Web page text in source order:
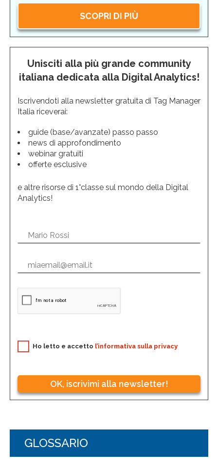
SCOPRI DI PIÙ
Unisciti alla più grande community
italiana dedicata alla Digital Analytics!
Iscrivendoti alla newsletter gratuita di Tag Manager
Italia riceverai:
guide (base/avanzate) passo passo
news di approfondimento
webinar gratuiti
offerte esclusive
e altre risorse di 1°classe sul mondo della Digital
Analytics!
Ho letto e accetto l’informativa sulla privacy
OK, iscrivimi alla newsletter!
GLOSSARIO